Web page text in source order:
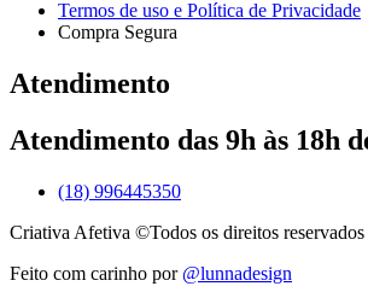
Termos de uso e Política de Privacidade
Compra Segura
Atendimento
Atendimento das 9h às 18h
(18) 996445350
Criativa Afetiva ©Todos os direitos
Feito com carinho por @lunnadesign